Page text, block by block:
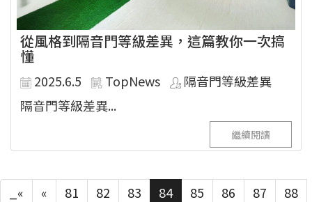
從風格到隔音門等級差異，這篇教你一次搞
懂
2025.6.5 TopNews
隔音門等級差異
隔音門等級差異...
繼續閱讀
_« « 81 82 83 84 85 86 87
88